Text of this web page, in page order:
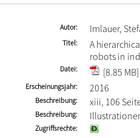
Autor Imlauer,
Titel
A
robots in
Datei [8.85 MB]
Erscheinungsjahr 2016
Beschreibung xiii, 106
Beschreibung
Zugriffsrechte